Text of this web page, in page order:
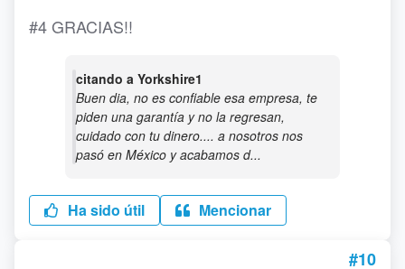
#4 GRACIAS!!
citando a Yorkshire1
Buen dia, no es confiable esa empresa, te
piden una garantía y no la regresan,
cuidado con tu dinero.... a nosotros nos
pasó en México y acabamos d...
Ha sido útil Mencionar
#10